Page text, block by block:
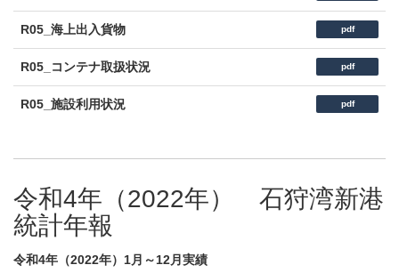
R05_海上出入貨物 pdf
R05_コンテナ取扱状況 pdf
R05_施設利用状況 pdf
令和4年（2022年） 石狩湾新港
統計年報
令和4年（2022年）1月～12月実績